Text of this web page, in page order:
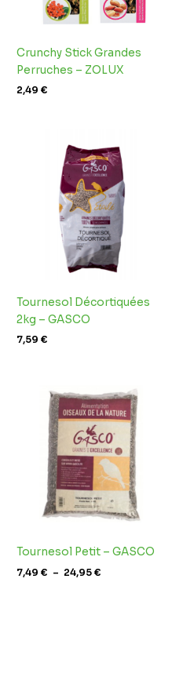
Crunchy Stick Grandes
Perruches – ZOLUX
2,49€
Tournesol Décortiquées
2kg – GASCO
7,59€
Tournesol Petit – GASCO
7,49€ – 24,95€
de
prix :
7,49 €
à
24,95 €